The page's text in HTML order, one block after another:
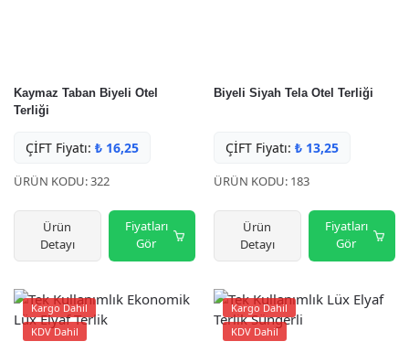
Kaymaz Taban Biyeli Otel
Terliği
ÇİFT Fiyatı: ₺ 16,25
ÜRÜN KODU: 322
Ürün
Detayı
Fiyatları
Gör
Biyeli Siyah Tela Otel Terliği
ÇİFT Fiyatı: ₺ 13,25
ÜRÜN KODU: 183
Ürün
Detayı
Fiyatları
Gör
Kargo Dahil
KDV Dahil
Kargo Dahil
KDV Dahil